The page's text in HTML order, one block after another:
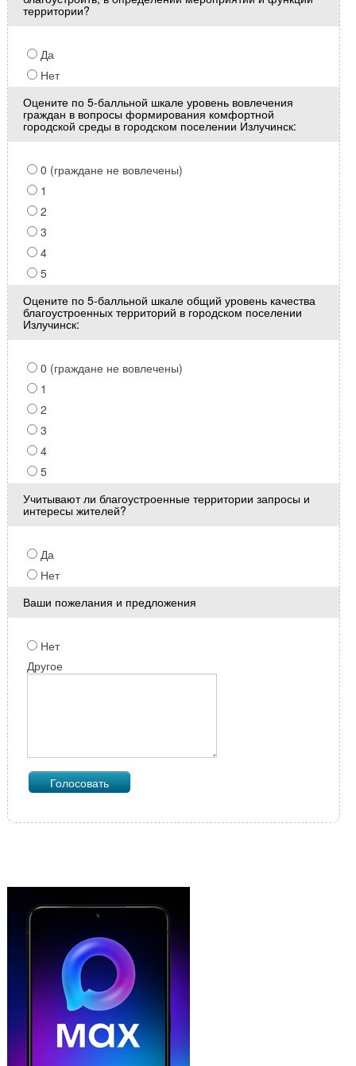
территории?
Да
Нет
Оцените по 5-балльной шкале уровень вовлечения
граждан в вопросы формирования комфортной
городской среды в городском поселении Излучинск:
0 (граждане не вовлечены)
1
2
3
4
5
Оцените по 5-балльной шкале общий уровень качества
благоустроенных территорий в городском поселении
Излучинск:
0 (граждане не вовлечены)
1
2
3
4
5
Учитывают ли благоустроенные территории запросы и
интересы жителей?
Да
Нет
Ваши пожелания и предложения
Нет
Другое